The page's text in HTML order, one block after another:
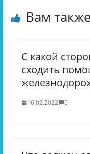
Вам
С какой
сходить
16.02.2022 0